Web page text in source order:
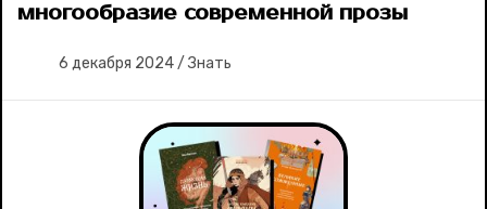
многообразие современной прозы
6 декабря 2024/ Знать